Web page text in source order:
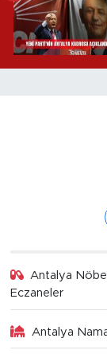
Antalya
Eczaneler
Antalya